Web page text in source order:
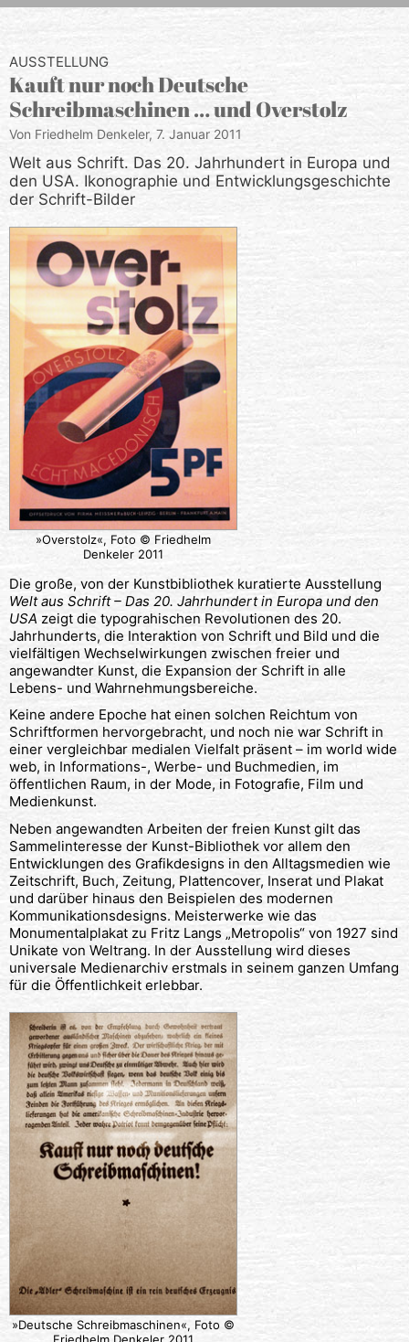
AUSSTELLUNG
Kauft nur noch Deutsche
Schreibmaschinen … und Overstolz
Von Friedhelm Denkeler, 7. Januar 2011
Welt aus Schrift. Das 20. Jahrhundert in Europa und
den USA. Ikonographie und Entwicklungsgeschichte
der Schrift-Bilder
»Overstolz«, Foto © Friedhelm
Denkeler 2011
Die große, von der Kunstbibliothek kuratierte Ausstellung
Welt aus Schrift – Das 20. Jahrhundert in Europa und den
USA zeigt die typograhischen Revolutionen des 20.
Jahrhunderts, die Interaktion von Schrift und Bild und die
vielfältigen Wechselwirkungen zwischen freier und
angewandter Kunst, die Expansion der Schrift in alle
Lebens- und Wahrnehmungsbereiche.
Keine andere Epoche hat einen solchen Reichtum von
Schriftformen hervorgebracht, und noch nie war Schrift in
einer vergleichbar medialen Vielfalt präsent – im world wide
web, in Informations-, Werbe- und Buchmedien, im
öffentlichen Raum, in der Mode, in Fotografie, Film und
Medienkunst.
Neben angewandten Arbeiten der freien Kunst gilt das
Sammelinteresse der Kunst-Bibliothek vor allem den
Entwicklungen des Grafikdesigns in den Alltagsmedien wie
Zeitschrift, Buch, Zeitung, Plattencover, Inserat und Plakat
und darüber hinaus den Beispielen des modernen
Kommunikationsdesigns. Meisterwerke wie das
Monumentalplakat zu Fritz Langs „Metropolis“ von 1927 sind
Unikate von Weltrang. In der Ausstellung wird dieses
universale Medienarchiv erstmals in seinem ganzen Umfang
für die Öffentlichkeit erlebbar.
»Deutsche Schreibmaschinen«, Foto ©
Friedhelm Denkeler 2011